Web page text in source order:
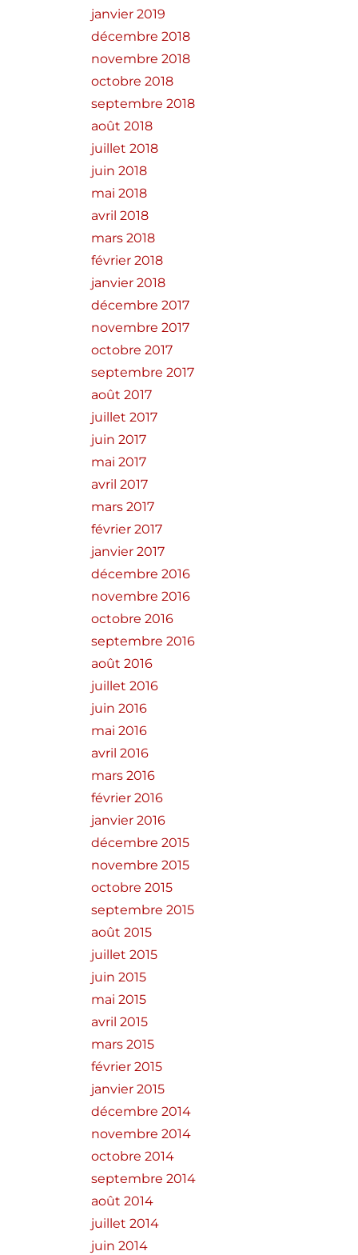
janvier 2019
décembre 2018
novembre 2018
octobre 2018
septembre 2018
août 2018
juillet 2018
juin 2018
mai 2018
avril 2018
mars 2018
février 2018
janvier 2018
décembre 2017
novembre 2017
octobre 2017
septembre 2017
août 2017
juillet 2017
juin 2017
mai 2017
avril 2017
mars 2017
février 2017
janvier 2017
décembre 2016
novembre 2016
octobre 2016
septembre 2016
août 2016
juillet 2016
juin 2016
mai 2016
avril 2016
mars 2016
février 2016
janvier 2016
décembre 2015
novembre 2015
octobre 2015
septembre 2015
août 2015
juillet 2015
juin 2015
mai 2015
avril 2015
mars 2015
février 2015
janvier 2015
décembre 2014
novembre 2014
octobre 2014
septembre 2014
août 2014
juillet 2014
juin 2014